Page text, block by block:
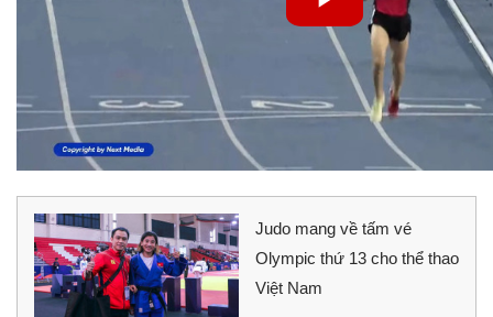
Judo mang về tấm vé
Olympic thứ 13 cho thể thao
Việt Nam